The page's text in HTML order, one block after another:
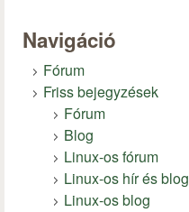
Navigáció
Fórum
Friss bejegyzések
Fórum
Blog
Linux-os fórum
Linux-os hír és blog
Linux-os blog